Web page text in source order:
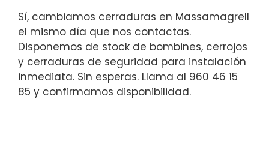
Sí, cambiamos cerraduras en Massamagrell
el mismo día que nos contactas.
Disponemos de stock de bombines, cerrojos
y cerraduras de seguridad para instalación
inmediata. Sin esperas. Llama al 960 46 15
85 y confirmamos disponibilidad.